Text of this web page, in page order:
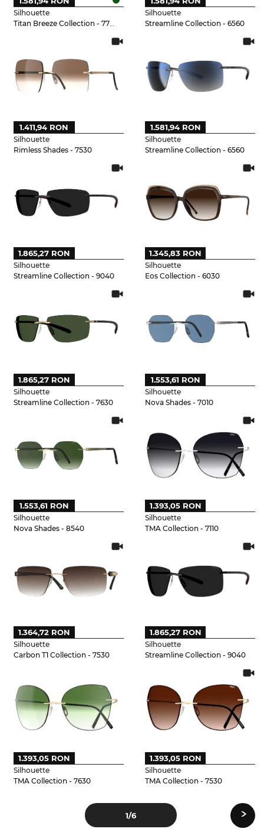
Silhouette
Titan Breeze Collection - 7730
Silhouette
Streamline Collection - 6560
Silhouette
Rimless Shades - 7530
1.411,94 RON
Silhouette
Streamline Collection - 6560
1.581,94 RON
Silhouette
Streamline Collection - 9040
1.865,27 RON
Silhouette
Eos Collection - 6030
1.345,83 RON
Silhouette
Streamline Collection - 7630
1.865,27 RON
Silhouette
Nova Shades - 7010
1.553,61 RON
Silhouette
Nova Shades - 8540
1.553,61 RON
Silhouette
TMA Collection - 7110
1.393,05 RON
Silhouette
Carbon T1 Collection - 7530
1.364,72 RON
Silhouette
Streamline Collection - 9040
1.865,27 RON
Silhouette
TMA Collection - 7630
1.393,05 RON
Silhouette
TMA Collection - 7530
1.393,05 RON
1/6 ›